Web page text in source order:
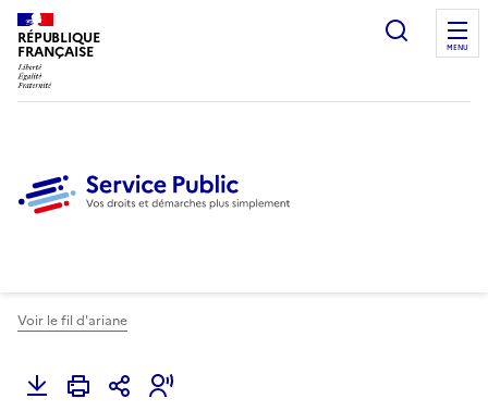
RÉPUBLIQUE
FRANÇAISE
Ouvrir
MENU
Voir le fil d'ariane